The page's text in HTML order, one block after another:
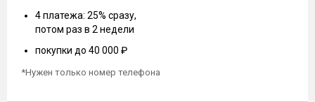
4 платежа: 25% сразу,
потом раз в 2 недели
покупки до 40 000 ₽
*Нужен только номер телефона